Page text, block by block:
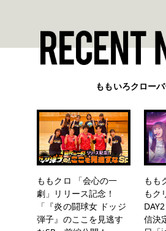
ももいろクロー
ももクロ 「会心の一
劇」リリース記念！
「『炎の闘球女 ドッジ
弾子』のここを見逃す
もも
もク
信決